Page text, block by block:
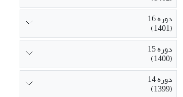
دوره 16
(1401)
دوره 15
(1400)
دوره 14
(1399)